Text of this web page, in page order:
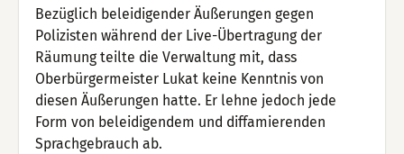
Bezüglich beleidigender Äußerungen gegen
Polizisten während der Live-Übertragung der
Räumung teilte die Verwaltung mit, dass
Oberbürgermeister Lukat keine Kenntnis von
diesen Äußerungen hatte. Er lehne jedoch jede
Form von beleidigendem und diffamierenden
Sprachgebrauch ab.